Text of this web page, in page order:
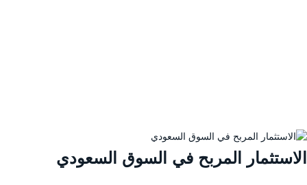
المربح في السوق السعودي